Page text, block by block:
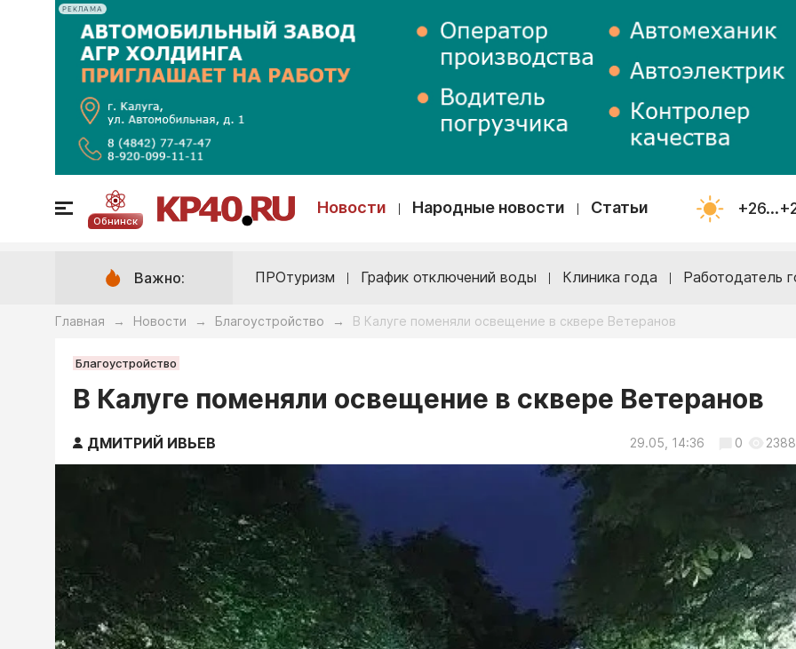
РЕКЛАМА
Обнинск
Новости Народные новости Статьи
Важно: ПРОтуризм График отключений воды Клиника года Работодатель
Главная → Новости → Благоустройство → В Калуге поменяли освещение в сквере Ветеранов
Благоустройство
В Калуге поменяли освещение в сквере Ветеранов
ДМИТРИЙ ИВЬЕВ 29.05, 14:36 0 2388